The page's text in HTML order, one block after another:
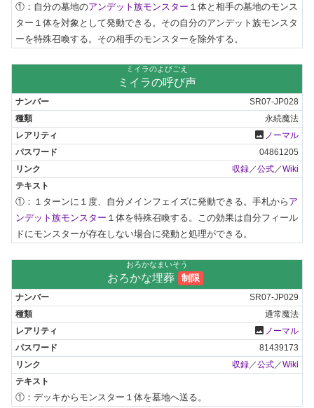
①：自分の墓地のアンデット族モンスター １体と相手の墓地のモンス
ター１体を対象として発動できる。その自分のアンデット族モンスタ
ーを特殊召喚する。その相手のモンスターを除外する。
ミイラのよびごえ
ミイラの呼び声
SR07-JP028
永続魔法
photo ノーマル
04861205
収録／公式／Wiki
①：１ターンに１度、自分メインフェイズに発動できる。手札から ア
ンデット族モンスター １体を特殊召喚する。この効果は自分フィール
ドにモンスターが存在しない場合に発動と処理ができる。
おろかなまいそう
おろかな埋葬 制限
SR07-JP029
通常魔法
photo ノーマル
81439173
収録 ／公式 ／Wiki
①：デッキからモンスター１体を墓地へ送る。